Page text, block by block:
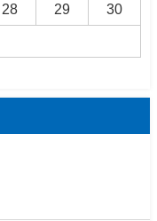
28 29 30